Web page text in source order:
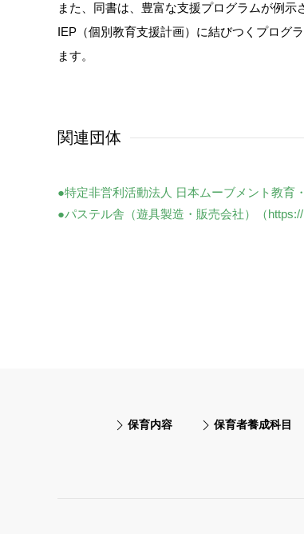
また、同書は、豊富な支援プログラムが例示
IEP（個別教育支援計画）に結びつくプログ
ます。
関連団体
●特定非営利活動法人 日本ムーブメント教育
●パステル舎（遊具製造・販売会社）（https://
保育内容 保育者養成科目